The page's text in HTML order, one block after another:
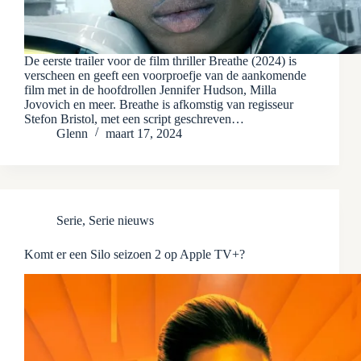
De eerste trailer voor de film thriller Breathe (2024) is
verscheen en geeft een voorproefje van de aankomende
film met in de hoofdrollen Jennifer Hudson, Milla
Jovovich en meer. Breathe is afkomstig van regisseur
Stefon Bristol, met een script geschreven…
Glenn
maart 17, 2024
Serie, Serie nieuws
Komt er een Silo seizoen 2 op Apple TV+?